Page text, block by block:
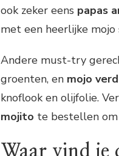
ook zeker eens papas
met een heerlijke
Andere must-try
groenten, en mojo
knoflook en olijfolie.
mojito te bestellen
Waar vind je